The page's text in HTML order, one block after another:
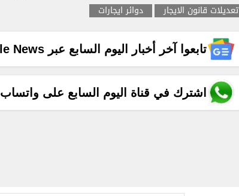
تعديلات قانون الايجار
دوائر ايجارات
تابعوا آخر أخبار اليوم السابع عبر Google News
اشترك في قناة اليوم السابع على واتساب